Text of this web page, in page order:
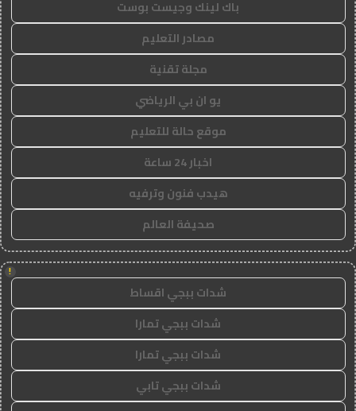
باك لينك وجيست بوست
مصادر التعليم
مجلة تقنية
يو ان بي الرياضي
موقع حالة للتعليم
اخبار 24 ساعة
هيدب فنون وترفيه
صحيفة العالم
!
شدات ببجي اقساط
شدات ببجي تمارا
شدات ببجي تمارا
شدات ببجي تابي